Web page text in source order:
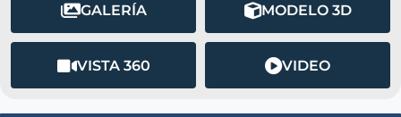
GALERÍA MODELO 3D
VISTA 360 VIDEO